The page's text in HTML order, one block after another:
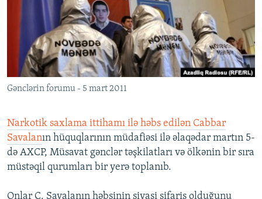
FOTOQALEREYA
İNFOQRAFIKA
KARIKATURA
OXU ZALI
AZƏRBAYCAN ƏDƏBIYYATI KITABXANASI
İSLAM VƏ DEMOKRATIYA
İZ - MƏDƏNIYYƏT PROQRAMI
HAQQIMIZDA
MISSIYAMIZ
PEŞƏ ETIKASI VƏ JURNALISTIKA STANDARTLARIMIZ
MATERIALLARIMIZDAN ISTIFADƏ
AZADLIQRADIOSU MOBIL TELEFONUNUZDA
XƏBƏR BÜLLETENLƏRIMIZ
BIZI IZLƏ
RFE/RL-in bütün saytları
Gənclərin forumu - 5 mart 2011
Narkotik saxlama ittihamı ilə həbs edilən Cabbar
Savalanın hüquqlarının müdafiəsi ilə əlaqədar martın 5-
də AXCP, Müsavat gənclər təşkilatları və ölkənin bir sıra
müstəqil qurumları bir yerə toplanıb.
Onlar C. Savalanın həbsinin siyasi sifariş olduğunu